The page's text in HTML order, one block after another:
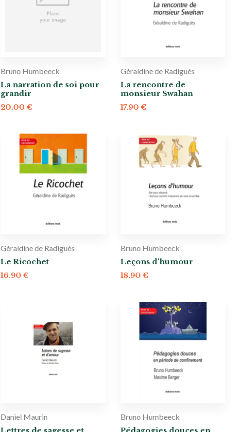
Bruno Humbeeck
La narration de soi pour
grandir
20.00€
Géraldine de Radiguès
La rencontre de
monsieur Swahan
17.90 €
Géraldine de Radiguès
Le Ricochet
16.90€
Bruno Humbeeck
Leçons d’humour
18.90 €
Daniel Maurin
Lettres de sagesse et
Bruno Humbeeck
Pédagogies douces en